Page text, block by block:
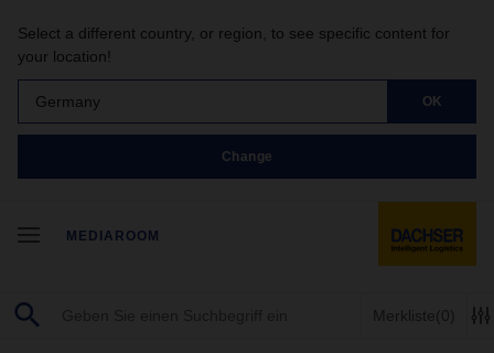
Select a different country, or region, to see specific content for
your location!
Germany OK
Change
MEDIAROOM
Merkliste(0)